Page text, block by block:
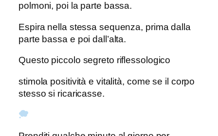
polmoni, poi la parte bassa.
Espira nella stessa sequenza, prima dalla
parte bassa e poi dall’alta.
Questo piccolo segreto riflessologico
stimola positività e vitalità, come se il corpo
stesso si ricaricasse.